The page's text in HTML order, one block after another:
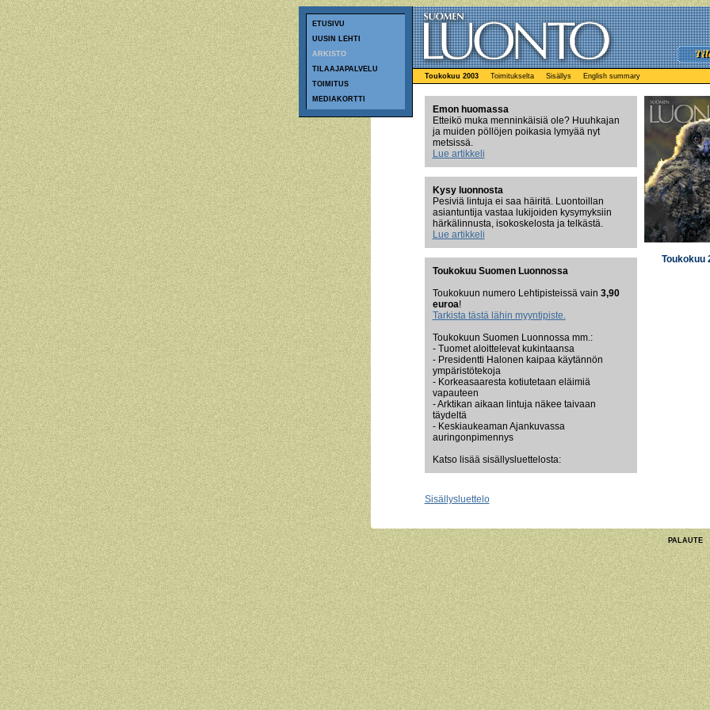
ETUSIVU
UUSIN LEHTI
ARKISTO
TILAAJAPALVELU
TOIMITUS
MEDIAKORTTI
Toukokuu 2003 Toimitukselta Sisällys English summary
Emon huomassa
Etteikö muka menninkäisiä ole? Huuhkajan
ja muiden pöllöjen poikasia lymyää nyt
metsissä.
Lue artikkeli
Kysy luonnosta
Pesiviä lintuja ei saa häiritä. Luontoillan
asiantuntija vastaa lukijoiden kysymyksiin
härkälinnusta, isokoskelosta ja telkästä.
Lue artikkeli
Toukokuu Suomen Luonnossa
Toukokuun numero Lehtipisteissä vain 3,90
euroa!
Tarkista tästä lähin myyntipiste.
Toukokuun Suomen Luonnossa mm.:
- Tuomet aloittelevat kukintaansa
- Presidentti Halonen kaipaa käytännön
ympäristötekoja
- Korkeasaaresta kotiutetaan eläimiä
vapauteen
- Arktikan aikaan lintuja näkee taivaan
täydeltä
- Keskiaukeaman Ajankuvassa
auringonpimennys
Katso lisää sisällysluettelosta:
Sisällysluettelo
Toukokuu
PALAUTE